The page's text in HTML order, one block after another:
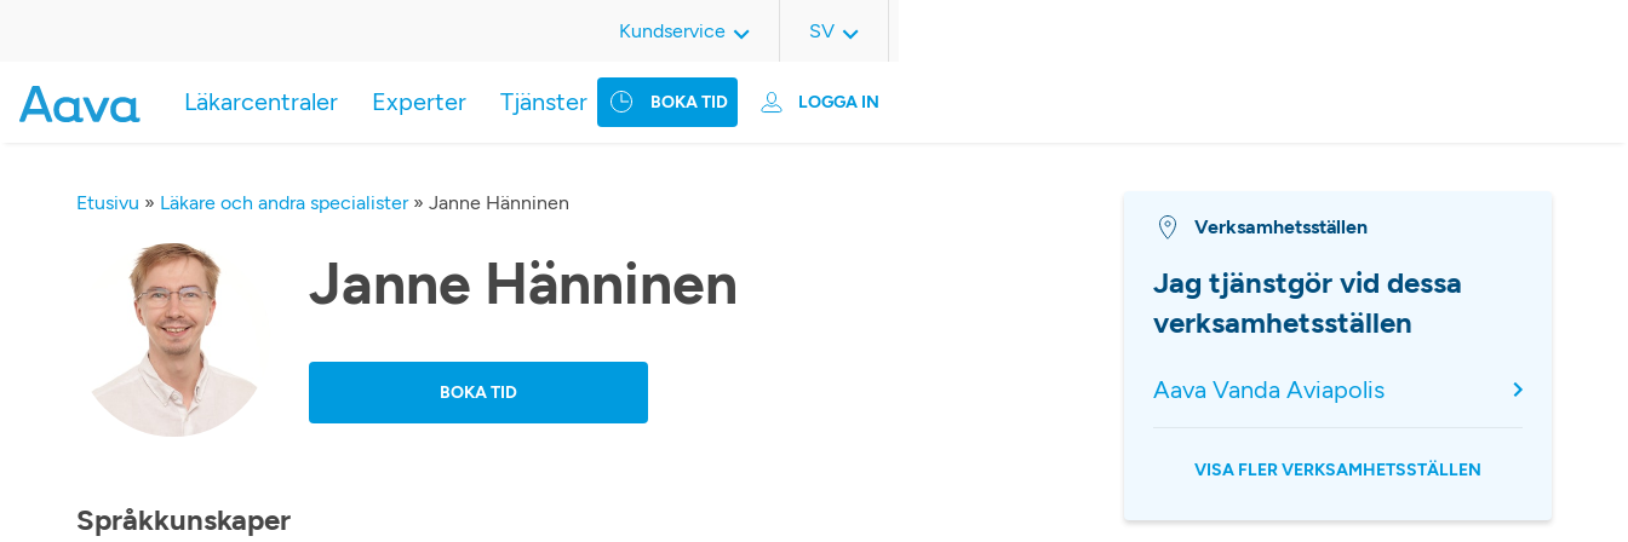
BOKA TID LOGGA IN
Läkarcentraler Experter Tjänster
Kundservice SV
Etusivu » Läkare och andra specialister» Janne Hänninen
Janne Hänninen
BOKA TID
Språkkunskaper
Verksamhetsställen
Jag tjänstgör vid dessa
verksamhetsställen
Aava Vanda Aviapolis
VISA FLER VERKSAMHETSSTÄLLEN